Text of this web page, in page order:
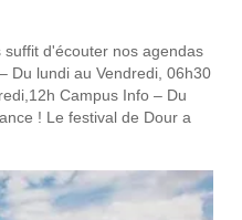
d'écouter nos agendas
Du lundi au Vendredi, 06h30
Campus Info – Du
! Le festival de Dour a